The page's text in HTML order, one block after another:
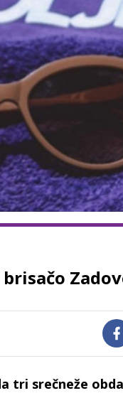
brisačo
tri srečneže